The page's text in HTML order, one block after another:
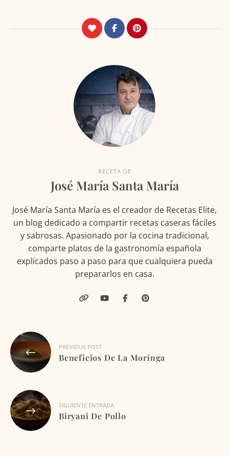
RECETA DE
José María Santa María
José María Santa María es el creador de Recetas Elite,
un blog dedicado a compartir recetas caseras fáciles
y sabrosas. Apasionado por la cocina tradicional,
comparte platos de la gastronomía española
explicados paso a paso para que cualquiera pueda
prepararlos en casa.
Navegación
de
entradas
PREVIOUS POST
Beneficios De La Moringa
SIGUIENTE ENTRADA
Biryani De Pollo